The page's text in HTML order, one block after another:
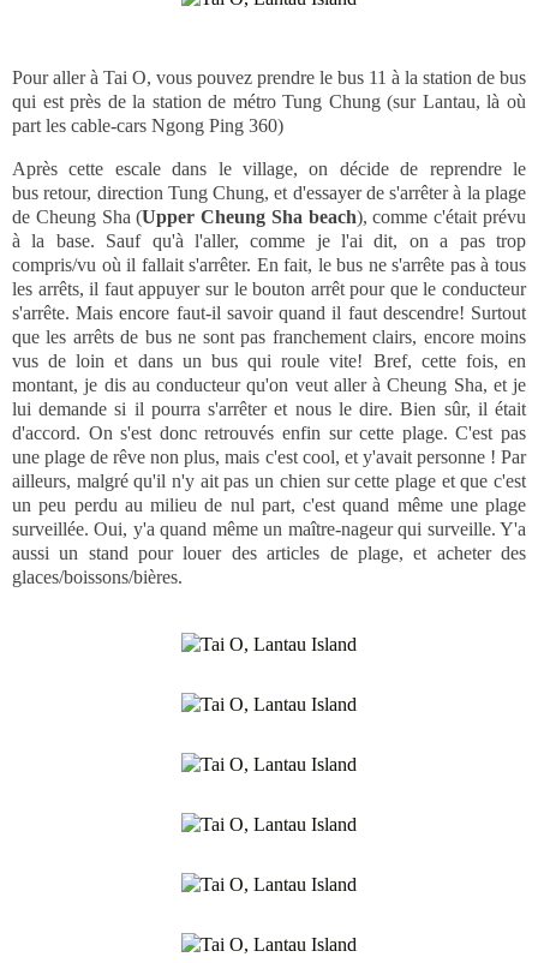
Pour aller à Tai O, vous pouvez prendre le bus 11 à la station de bus
qui est près de la station de métro Tung Chung (sur Lantau, là où
part les cable-cars Ngong Ping 360)
Après cette escale dans le village, on décide de reprendre le
bus retour, direction Tung Chung, et d'essayer de s'arrêter à la plage
de Cheung Sha (Upper Cheung Sha beach), comme c'était prévu
à la base. Sauf qu'à l'aller, comme je l'ai dit, on a pas trop
compris/vu où il fallait s'arrêter. En fait, le bus ne s'arrête pas à tous
les arrêts, il faut appuyer sur le bouton arrêt pour que le conducteur
s'arrête. Mais encore faut-il savoir quand il faut descendre! Surtout
que les arrêts de bus ne sont pas franchement clairs, encore moins
vus de loin et dans un bus qui roule vite! Bref, cette fois, en
montant, je dis au conducteur qu'on veut aller à Cheung Sha, et je
lui demande si il pourra s'arrêter et nous le dire. Bien sûr, il était
d'accord. On s'est donc retrouvés enfin sur cette plage. C'est pas
une plage de rêve non plus, mais c'est cool, et y'avait personne ! Par
ailleurs, malgré qu'il n'y ait pas un chien sur cette plage et que c'est
un peu perdu au milieu de nul part, c'est quand même une plage
surveillée. Oui, y'a quand même un maître-nageur qui surveille. Y'a
aussi un stand pour louer des articles de plage, et acheter des
glaces/boissons/bières.